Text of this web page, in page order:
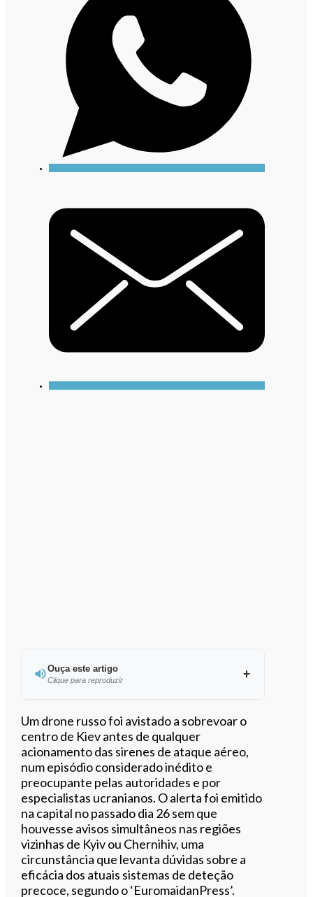
Ouça este artigo
Clique para reproduzir
Ouvir este artigo
Um drone russo foi avistado a sobrevoar o
centro de Kiev antes de qualquer
acionamento das sirenes de ataque aéreo,
num episódio considerado inédito e
preocupante pelas autoridades e por
especialistas ucranianos. O alerta foi emitido
na capital no passado dia 26 sem que
houvesse avisos simultâneos nas regiões
vizinhas de Kyiv ou Chernihiv, uma
circunstância que levanta dúvidas sobre a
eficácia dos atuais sistemas de deteção
precoce, segundo o ‘EuromaidanPress’.